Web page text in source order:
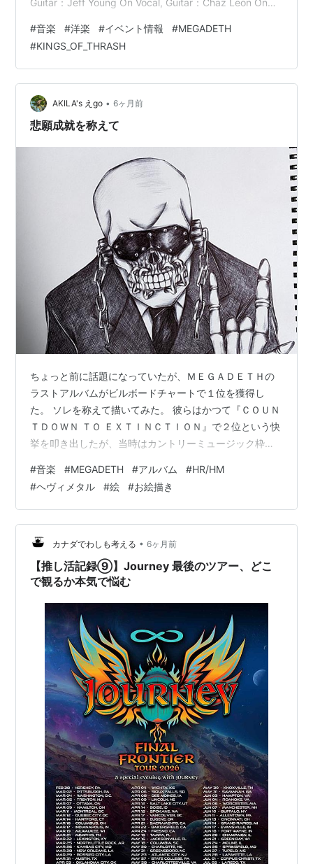
Guitar：Jeff Young On Vocal, Guitar：Chaz Leon On
/ 東京 / 代官山スペース・オッド TICKET： 当日券
￥9,500- 前…
#音楽 #洋楽 #イベント情報 #MEGADETH
#KINGS_OF_THRASH
AKILA's えgo • 6ヶ月前
悲願成就を称えて
ちょっと前に話題になっていたが、ＭＥＧＡＤＥＴＨの
ラストアルバムがビルボードチャートで１位を獲得し
た。 ソレを称えて描いてみた。 彼らはかつて『ＣＯＵＮ
ＴＤＯＷＮ ＴＯ ＥＸＴＩＮＣＴＩＯＮ』で２位という快
挙を叩き出したが、当時はカントリーミュージック枠が
かった苦渋を舐めさせられている。 ただ、『ＤＹＳＴＯ
ＰＩＡ』に『ＴＨＥ ＳＩＣＫ，ＴＨＥ ＤＹＩＮＧ．．Ａ
ＮＤ ＴＨＥ ＤＥＡＤ！』はそれぞれチャート最高３位と
していたため、そのまま活動してアルバムをリリースし
ていけばいずれは・・・という状況は生まれていたかも
しれない。 勿論ただの数字でしかな…
#音楽 #MEGADETH #アルバム #HR/HM
#ヘヴィメタル #絵 #お絵描き
カナダでわしも考える • 6ヶ月前
【推し活記録⑨】Journey 最後のツアー、どこ
で観るか本気で悩む